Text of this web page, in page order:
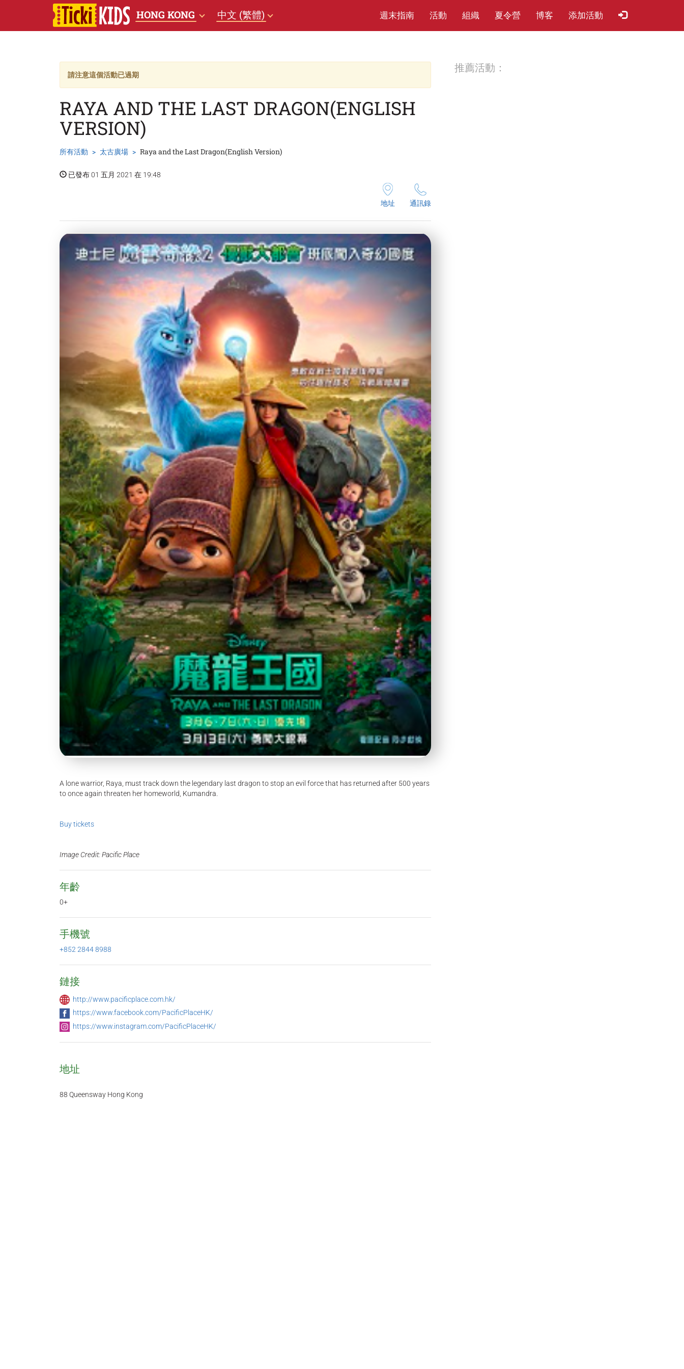
HONG KONG 中文 (繁體) 週末指南 活動 組織 夏​令​營 博客 添加活動
請注意這個活動已過期
RAYA AND THE LAST DRAGON(ENGLISH
VERSION)
所有活動 太古廣場 Raya and the Last Dragon(English Version)
已發布 01 五月 2021 在 19:48
地址 通訊錄
A lone warrior, Raya, must track down the legendary last dragon to stop an evil force that has returned after 500 years
to once again threaten her homeworld, Kumandra.
Buy tickets
Image Credit: Pacific Place
年齡
0+
手機號
+852 2844 8988
鏈接
http://www.pacificplace.com.hk/
https://www.facebook.com/PacificPlaceHK/
https://www.instagram.com/PacificPlaceHK/
地址
88 Queensway Hong Kong
推薦活動：